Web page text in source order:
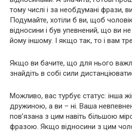
тому числі і за необдумані фрази,
Подумайте, хотіли б ви, щоб
відносини і був упевнений, що ви
йому іншому. І якщо так, то і вам
Якщо ви бачите, що для нього
знайдіть в собі сили
Можливо, вас турбує статус: інша
дружиною, а ви – ні. Ваша
пов’язана з цим навіть більшою
фразою. Якщо відносини з цим